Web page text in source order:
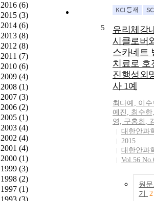
2016 (6)
2015 (3)
2014 (6)
2013 (8)
2012 (8)
2011 (7)
2010 (6)
2009 (4)
2008 (1)
2007 (3)
2006 (2)
2005 (1)
2003 (4)
2002 (4)
2001 (4)
2000 (1)
1999 (3)
1998 (2)
1997 (1)
children, the
of whether
could be a
part of their
may not be
for some time.
international
multicenter
needed to
imatinib plus
chemotherapy
replace sibling
allogeneic
children with
ALL.
5
유리체강
시클로버
스카네트
치료로 호
진행성외
사 1예
최다예, 이
예진, 최수
영, 구홍회 ,
대한안과
2015
대한안과
Vol.56
원
기
2